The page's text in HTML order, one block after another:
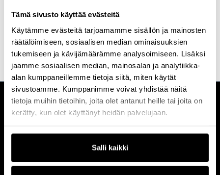
Tämä sivusto käyttää evästeitä
Käytämme evästeitä tarjoamamme sisällön ja mainosten
räätälöimiseen, sosiaalisen median ominaisuuksien
tukemiseen ja kävijämäärämme analysoimiseen. Lisäksi
jaamme sosiaalisen median, mainosalan ja analytiikka-
alan kumppaneillemme tietoja siitä, miten käytät
sivustoamme. Kumppanimme voivat yhdistää näitä
tietoja muihin tietoihin, joita olet antanut heille tai joita on
kerätty, kun olet käyttänyt heidän palvelujaan.
Salli kaikki
kirkkoherra, Paavalin seurakunta
CUSTOMERCARE
+358 (0)20 780 6220
customerservice@professio.fi